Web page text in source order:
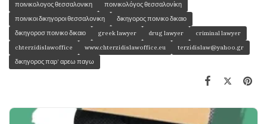
ποινικολογος θεσσαλονικη
ποινικολόγος θεσσαλονίκη
ποινικοι δικηγοροι θεσσαλονικη
δικηγορος ποινικο δικαιο
δικηγοροσ ποινικο δικαιο
greek lawyer drug lawyer
criminal lawyer
chterzidislawoffice
www.chterzidislawoffice.eu
terzidislaw@yahoo.gr
δικηγορος παρ' αρεω παγω